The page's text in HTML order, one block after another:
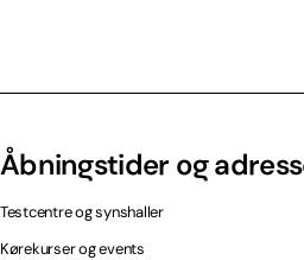
Åbningstider og
Testcentre og synshaller
Kørekurser og events